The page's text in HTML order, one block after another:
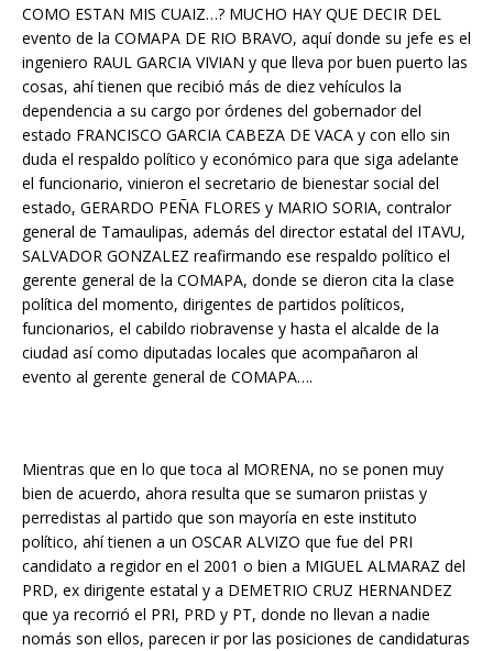
o
o
k
A
p
p
n
g
e
r
r
t
i
r
COMO ESTAN MIS CUAIZ…? MUCHO HAY QUE DECIR DEL
evento de la COMAPA DE RIO BRAVO, aquí donde su jefe es el
ingeniero RAUL GARCIA VIVIAN y que lleva por buen puerto las
cosas, ahí tienen que recibió más de diez vehículos la
dependencia a su cargo por órdenes del gobernador del
estado FRANCISCO GARCIA CABEZA DE VACA y con ello sin
duda el respaldo político y económico para que siga adelante
el funcionario, vinieron el secretario de bienestar social del
estado, GERARDO PEÑA FLORES y MARIO SORIA, contralor
general de Tamaulipas, además del director estatal del ITAVU,
SALVADOR GONZALEZ reafirmando ese respaldo político el
gerente general de la COMAPA, donde se dieron cita la clase
política del momento, dirigentes de partidos políticos,
funcionarios, el cabildo riobravense y hasta el alcalde de la
ciudad así como diputadas locales que acompañaron al
evento al gerente general de COMAPA….
Mientras que en lo que toca al MORENA, no se ponen muy
bien de acuerdo, ahora resulta que se sumaron priistas y
perredistas al partido que son mayoría en este instituto
político, ahí tienen a un OSCAR ALVIZO que fue del PRI
candidato a regidor en el 2001 o bien a MIGUEL ALMARAZ del
PRD, ex dirigente estatal y a DEMETRIO CRUZ HERNANDEZ
que ya recorrió el PRI, PRD y PT, donde no llevan a nadie
nomás son ellos, parecen ir por las posiciones de candidaturas